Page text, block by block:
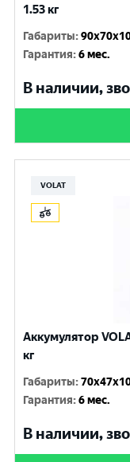
1.53 кг
Габариты:
Гарантия:6 мес.
В наличии,
VOLAT
Аккумулятор
кг
Габариты:
Гарантия:6 мес.
В наличии,